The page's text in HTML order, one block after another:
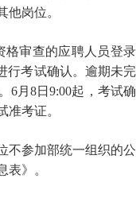
他岗位。
格审查的应聘人员登录
行考试确认。逾期未完
6月 8日9:00起，考试确
准考证。
不参加部统一组织的公
表》。